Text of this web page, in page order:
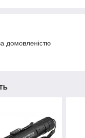
домовленістю